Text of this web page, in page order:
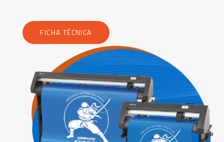
FICHA TÉCNICA